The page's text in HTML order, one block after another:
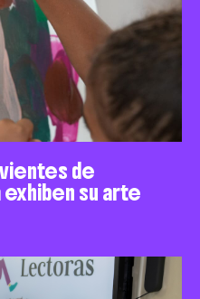
de
su arte